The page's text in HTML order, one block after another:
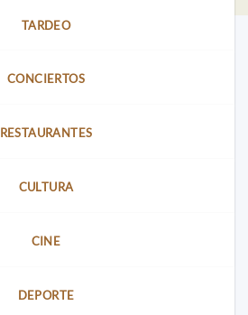
TARDEO
CONCIERTOS
RESTAURANTES
CULTURA
CINE
DEPORTE